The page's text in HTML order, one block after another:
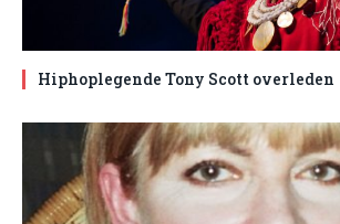
Hiphoplegende Tony Scott overleden